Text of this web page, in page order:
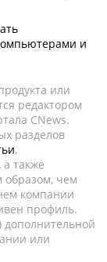
и
или
редактором
CNews.
разделов
,
также
образом, чем
компании
профиль.
или